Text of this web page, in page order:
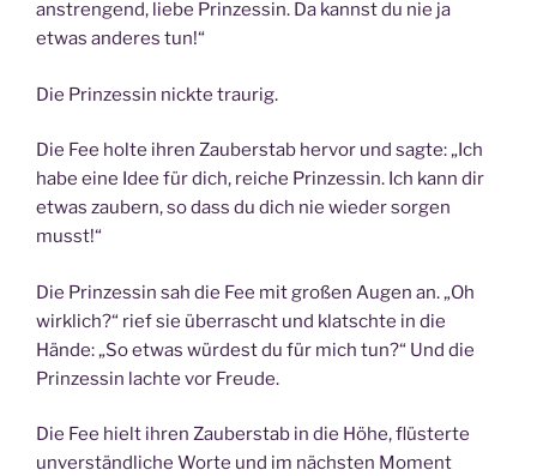
anstrengend, liebe Prinzessin. Da kannst du nie ja
etwas anderes tun!“
Die Prinzessin nickte traurig.
Die Fee holte ihren Zauberstab hervor und sagte: „Ich
habe eine Idee für dich, reiche Prinzessin. Ich kann dir
etwas zaubern, so dass du dich nie wieder sorgen
musst!“
Die Prinzessin sah die Fee mit großen Augen an. „Oh
wirklich?“ rief sie überrascht und klatschte in die
Hände: „So etwas würdest du für mich tun?“ Und die
Prinzessin lachte vor Freude.
Die Fee hielt ihren Zauberstab in die Höhe, flüsterte
unverständliche Worte und im nächsten Moment